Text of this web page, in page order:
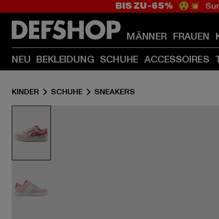
BIS ZU -65% 😲💥
MÄNNER FRAUEN
NEU BEKLEIDUNG SCHUHE ACCESSOIRES
KINDER SCHUHE SNEAKERS